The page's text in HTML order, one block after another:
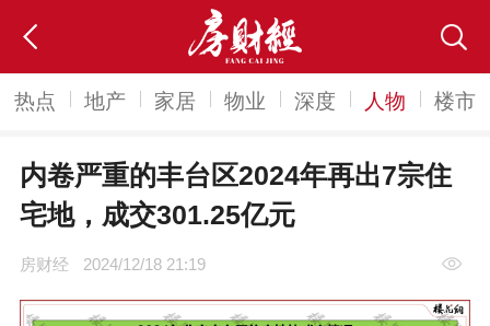
热点 地产 家居 物业 深度 人物 楼市
内卷严重的丰台区2024年再出7宗住
宅地，成交301.25亿元
房财经 2024/12/18 21:19